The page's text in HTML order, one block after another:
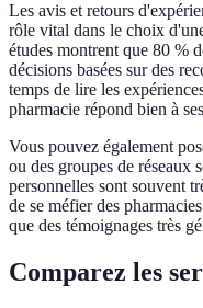
Les avis et retours
rôle vital dans le choix
études montrent que 80 %
décisions basées sur des
temps de lire les
pharmacie répond bien à
Vous pouvez également
ou des groupes de réseaux
personnelles sont souvent
de se méfier des
que des témoignages très
Comparez les